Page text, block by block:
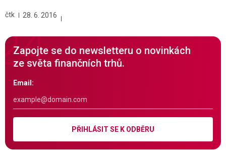
čtk 28. 6. 2016
Zapojte se do newsletteru o novinkách
ze světa finančních trhů.
Email:
PŘIHLÁSIT SE K ODBĚRU